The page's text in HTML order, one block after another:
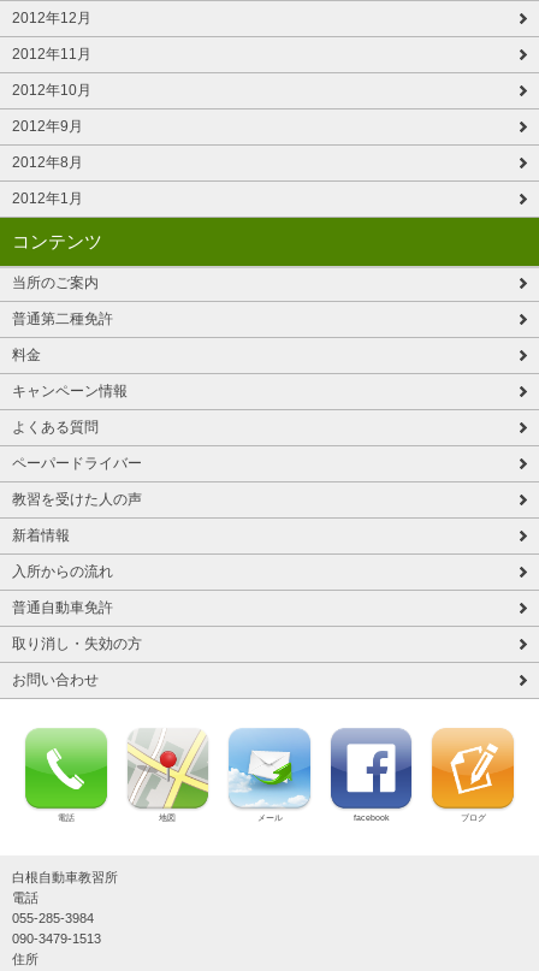
2012年12月
2012年11月
2012年10月
2012年9月
2012年8月
2012年1月
コンテンツ
当所のご案内
普通第二種免許
料金
キャンペーン情報
よくある質問
ペーパードライバー
教習を受けた人の声
新着情報
入所からの流れ
普通自動車免許
取り消し・失効の方
お問い合わせ
電話 地図 メール facebook ブログ
白根自動車教習所
電話
055-285-3984
090-3479-1513
住所